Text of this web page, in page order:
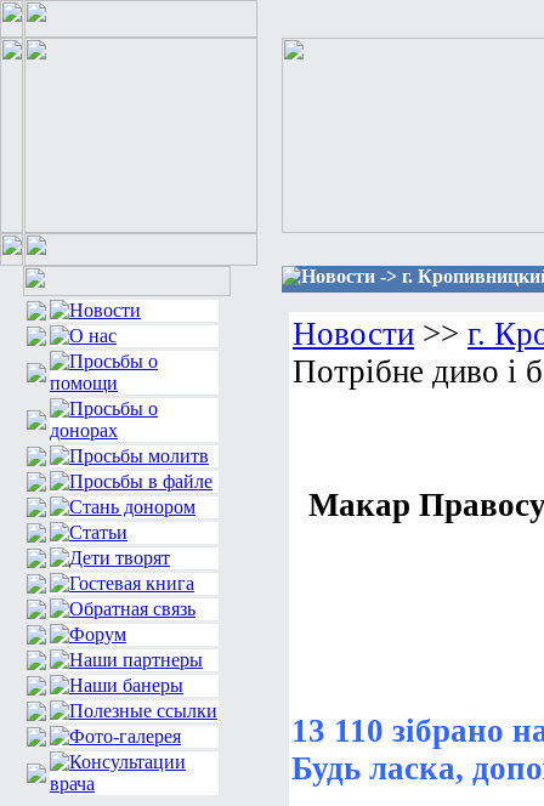
Новости -> г.
Новости >> г.
Потрібне диво і
Макар
13 110 зібрано
Будь ласка,